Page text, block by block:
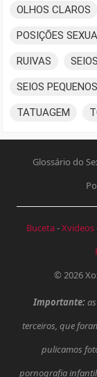
OLHOS CLAROS
POSIÇÕES
RUIVAS
SEIOS PEQUENOS
TATUAGEM
Glossário do
Buceta-Xvideos
© 2026
Importante:
terceiros, que
pulicamos
pornografia